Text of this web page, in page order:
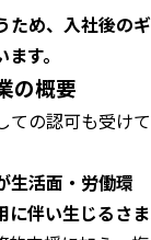
ため、入社後のギ
す。
の概要
ての認可も受けて
生活面・労働環
に伴い生じるさま